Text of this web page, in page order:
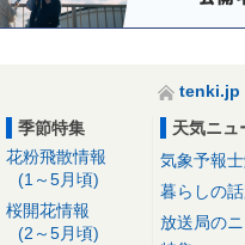
tenki.jp
季節特集
花粉飛散情報
(1～5月頃)
桜開花情報
(2～5月頃)
天気ニュ
気象予報
暮らしの
放送局の